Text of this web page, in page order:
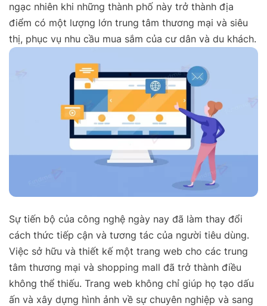
ngạc nhiên khi những thành phố này trở thành địa
điểm có một lượng lớn trung tâm thương mại và siêu
thị, phục vụ nhu cầu mua sắm của cư dân và du khách.
Sự tiến bộ của công nghệ ngày nay đã làm thay đổi
cách thức tiếp cận và tương tác của người tiêu dùng.
Việc sở hữu và thiết kế một trang web cho các trung
tâm thương mại và shopping mall đã trở thành điều
không thể thiếu. Trang web không chỉ giúp họ tạo dấu
ấn và xây dựng hình ảnh về sự chuyên nghiệp và sang